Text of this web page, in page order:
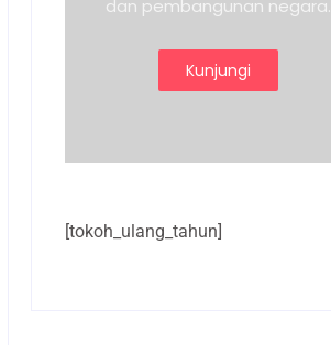
dan pembangunan negara.
Kunjungi
[tokoh_ulang_tahun]